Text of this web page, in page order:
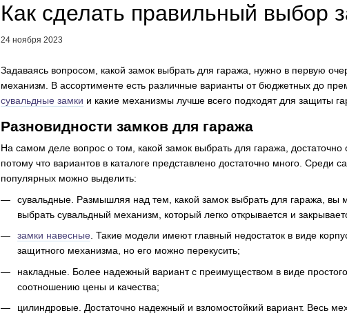
Как сделать правильный выбор
24 ноября 2023
Задаваясь вопросом, какой замок выбрать для гаража, нужно в первую
механизм. В ассортименте есть различные варианты от бюджетных до
сувальдные замки и какие механизмы лучше всего подходят для защиты
Разновидности замков для гаража
На самом деле вопрос о том, какой замок выбрать для гаража,
потому что вариантов в каталоге представлено достаточно много. Среди
популярных можно выделить:
сувальдные. Размышляя над тем, какой замок выбрать для гаража, вы
выбрать сувальдный механизм, который легко открывается и
замки навесные . Такие модели имеют главный недостаток в виде
защитного механизма, но его можно перекусить;
накладные. Более надежный вариант с преимуществом в виде
соотношению цены и качества;
цилиндровые. Достаточно надежный и взломостойкий вариант. Весь